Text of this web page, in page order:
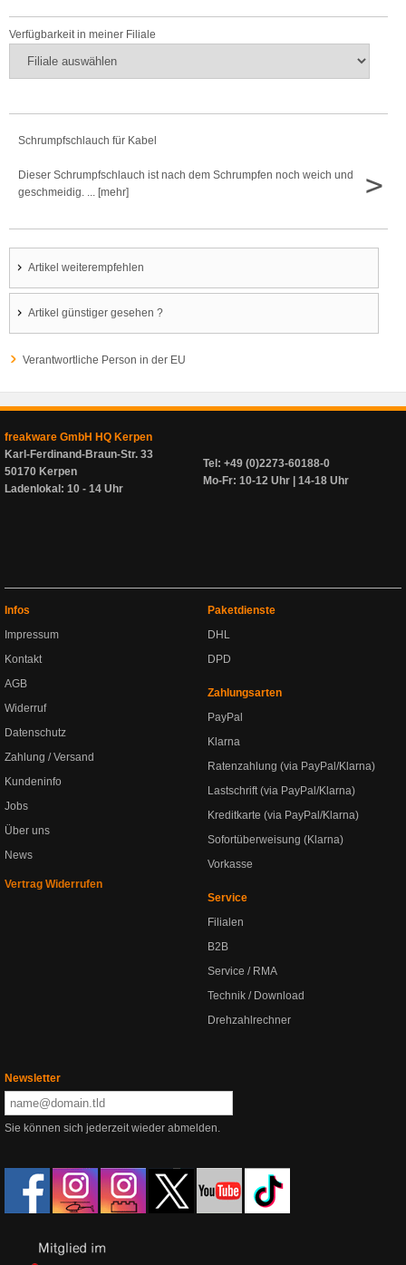
Verfügbarkeit in meiner Filiale
Schrumpfschlauch für Kabel
Dieser Schrumpfschlauch ist nach dem Schrumpfen noch weich und
geschmeidig. ... [mehr]
>
Artikel weiterempfehlen
Artikel günstiger gesehen ?
Verantwortliche Person in der EU
freakware GmbH HQ Kerpen
Karl-Ferdinand-Braun-Str. 33
50170 Kerpen
Ladenlokal: 10 - 14 Uhr
Tel: +49 (0)2273-60188-0
Mo-Fr: 10-12 Uhr | 14-18 Uhr
Infos
Impressum
Kontakt
AGB
Widerruf
Datenschutz
Zahlung / Versand
Kundeninfo
Jobs
Über uns
News
Vertrag Widerrufen
Paketdienste
DHL
DPD
Zahlungsarten
PayPal
Klarna
Ratenzahlung (via PayPal/Klarna)
Lastschrift (via PayPal/Klarna)
Kreditkarte (via PayPal/Klarna)
Sofortüberweisung (Klarna)
Vorkasse
Service
Filialen
B2B
Service / RMA
Technik / Download
Drehzahlrechner
Newsletter
Sie können sich jederzeit wieder abmelden.